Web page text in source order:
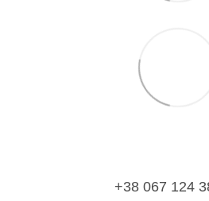
+38 067 124